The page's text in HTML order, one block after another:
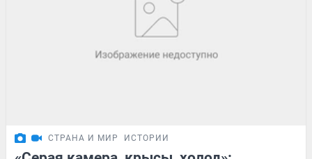
СТРАНА И МИР ИСТОРИИ